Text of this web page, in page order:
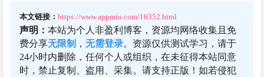
本文链接： https://www.appmiu.com/16352.html
声明： 本站为个人非盈利博客，资源均网络收集且免
费分享无限制 ， 无需登录。资源仅供测试学习，请于
24小时内删除，任何个人或组织，在未征得本站同意
时，禁止复制、盗用、采集。请支持正版！如若侵犯